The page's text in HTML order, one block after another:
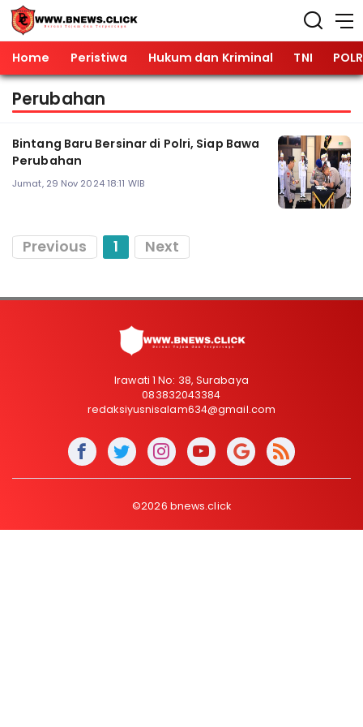
Home Peristiwa Hukum dan Kriminal TNI
Perubahan
Bintang Baru Bersinar di Polri, Siap Bawa
Perubahan
Jumat, 29 Nov 2024 18:11 WIB
Previous 1 Next
Irawati 1 No: 38, Surabaya
083832043384
redaksiyusnisalam634@gmail.com
©2026 bnews.click